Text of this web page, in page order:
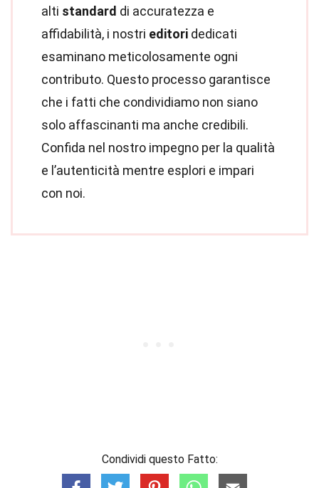
alti standard di accuratezza e
affidabilità, i nostri editori dedicati
esaminano meticolosamente ogni
contributo. Questo processo garantisce
che i fatti che condividiamo non siano
solo affascinanti ma anche credibili.
Confida nel nostro impegno per la qualità
e l’autenticità mentre esplori e impari
con noi.
Condividi questo Fatto: